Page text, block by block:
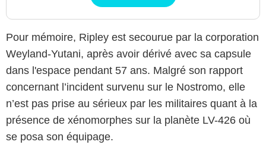
Pour mémoire, Ripley est secourue par la corporation
Weyland-Yutani, après avoir dérivé avec sa capsule
dans l'espace pendant 57 ans. Malgré son rapport
concernant l’incident survenu sur le Nostromo, elle
n’est pas prise au sérieux par les militaires quant à la
présence de xénomorphes sur la planète LV-426 où
se posa son équipage.